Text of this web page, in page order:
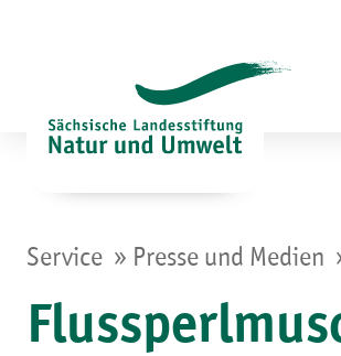
Service » Presse und Medien